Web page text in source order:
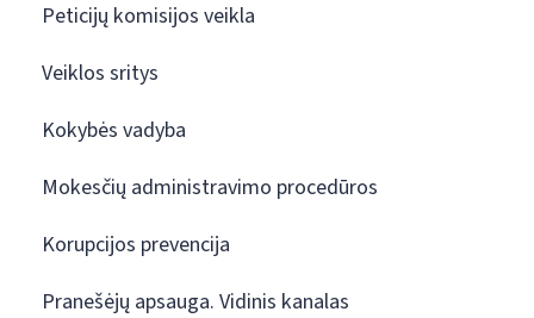
Peticijų komisijos veikla
Veiklos sritys
Kokybės vadyba
Mokesčių administravimo procedūros
Korupcijos prevencija
Pranešėjų apsauga. Vidinis kanalas